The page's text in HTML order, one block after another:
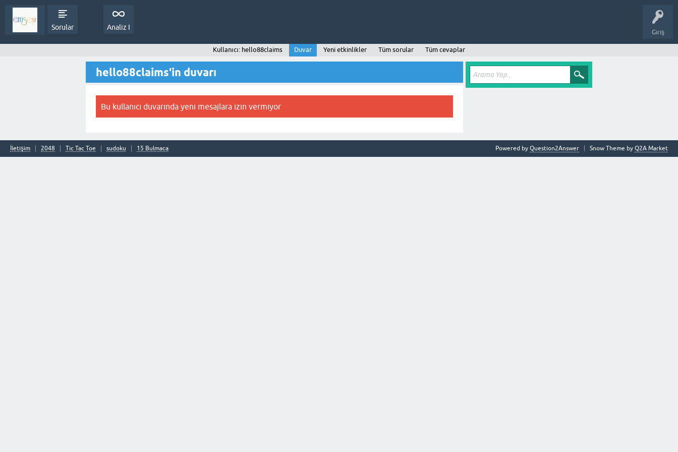
Giriş
Sorular Analiz I
Kullanıcı: hello88claims Duvar Yeni etkinlikler Tüm sorular Tüm cevaplar
hello88claims'in duvarı
Bu kullanıcı duvarında yeni mesajlara izin vermiyor
İletişim 2048 Tic Tac Toe sudoku 15 Bulmaca Snow Theme by Q2A Market
Powered by Question2Answer